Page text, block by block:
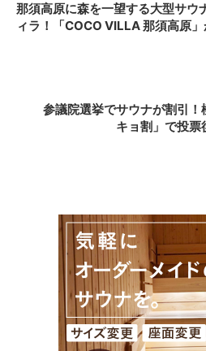
那須高原に森を一望する大型サウ
ィラ！「COCO VILLA 那須高原
参議院選挙でサウナが割引
キョ割」で投